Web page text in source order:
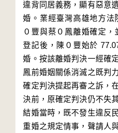
違背同居義務，顯有惡意
婚。業經臺灣高雄地方法
０豐與蔡０鳳離婚確定，
登記後，陳０豐始於
婚。按該離婚判決一經確
鳳前婚姻關係消滅之既判
確定判決提起再審之訴，
決前，原確定判決仍不失
結婚當時，既不發生違反
重婚之規定情事，聲請人